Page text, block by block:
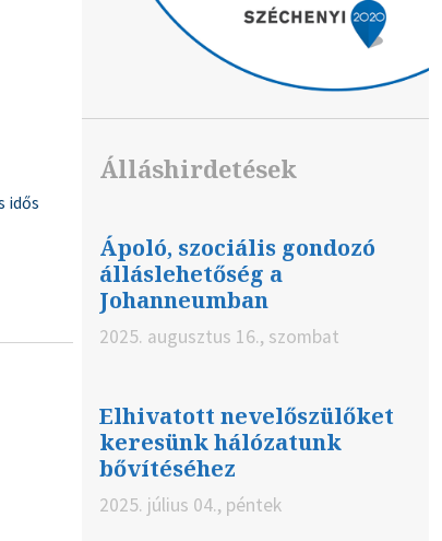
idős
Álláshirdetések
Ápoló, szociális gondozó
álláslehetőség a
Johanneumban
2025. augusztus 16., szombat
Elhivatott nevelőszülőket
keresünk hálózatunk
bővítéséhez
2025. július 04., péntek